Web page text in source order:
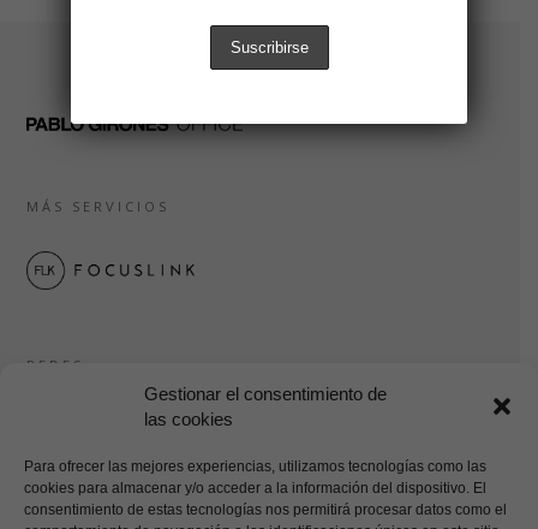
Gestionar el consentimiento de
las cookies
Para ofrecer las mejores experiencias, utilizamos tecnologías como las
cookies para almacenar y/o acceder a la información del dispositivo. El
consentimiento de estas tecnologías nos permitirá procesar datos como el
MÁS SERVICIOS
REDES
AVISO LEGAL